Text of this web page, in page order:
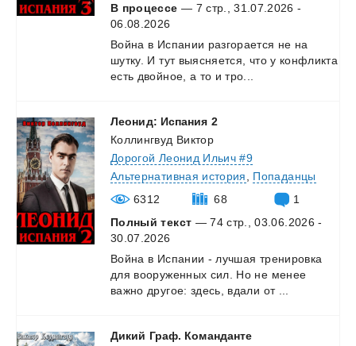
В процессе — 7 стр., 31.07.2026 -
06.08.2026
Война в Испании разгорается не на
шутку. И тут выясняется, что у конфликта
есть двойное, а то и тро...
Леонид: Испания 2
Коллингвуд Виктор
Дорогой Леонид Ильич #9
Альтернативная история
Попаданцы
6312
68
1
Полный текст — 74 стр., 03.06.2026 -
30.07.2026
Война в Испании - лучшая тренировка
для вооруженных сил. Но не менее
важно другое: здесь, вдали от
Дикий Граф. Команданте